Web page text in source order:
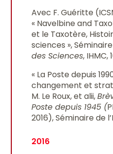
Avec F. Guéritte
« Navelbine and
et le Taxotère,
sciences »,
des Sciences, IHMC,
« La Poste depuis
changement et
M. Le Roux, et alii,
Poste depuis 1945 (
2016), Séminaire de
2016